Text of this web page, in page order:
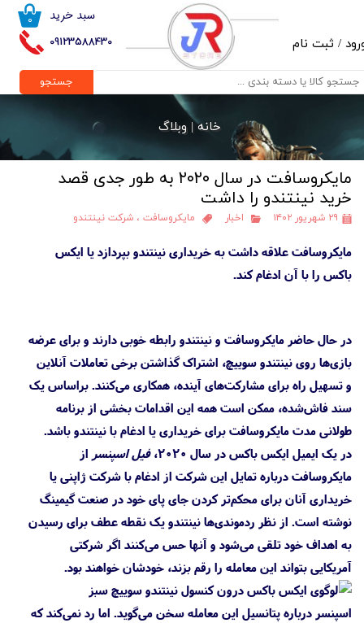
09123588430
۰ سبد خرید
/ ثبت نام
حساب کاربری من
تغییر گذر واژه
خروج از حساب کاربری
جستجو
خانه |وبلاگ
مایکروسافت در سال ۲۰۲۰ به طور جدی قصد
خرید نینتندو را داشت
۲۹ شهریور ۱۴۰۲ اخبار مایکروسافت ، شرکت نینتندو
مایکروسافت علاقه داشت به خریداری نینتندو بپردازد یا ایکس
باکس را با آن ادغام کند.
در حال حاضر مایکروسافت و نینتندو رابطه خوبی دارند و برای عرضه
بازی‌ها روی نینتندو سوییچ، اشتراک گذاشتن برخی تعاملات آنلاین
و تسهیل راه برای مشارکت‌های آینده، همکاری می‌کنند. براساس یک
سند فاش‌شده، ممکن است همه این اقدامات بخشی از برنامه
طولانی مدت مایکروسافت برای خریداری یا ادغام با نینتندو باشد.
در یک ایمیل ایکس باکس در سال ۲۰۲۰،
فیل اسپنسر از
مایکروسافت درباره تمایل این شرکت از ادغام با شرکت ژاپنی یا
خریداری آنان برای محکم‌تر کردن جای پای خود در صنعت گیمینگ
نوشته است. از نظر ردموندی‌ها نینتندو یک نقطه عطف برای رسیدن
به اهداف خود تلقی می‌شود و آنها حس می‌کنند اگر شرکتی
آمریکایی بتواند این معامله را رقم بزند، خودشان خواهند بود.
اسپنسر درباره پتانسیل این معامله سخن می‌گوید. اما رد نمی‌کند که